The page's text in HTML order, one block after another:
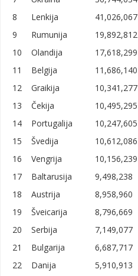
8
Lenkija 41,026,067
9
Rumunija 19,892,812
10
Olandija 17,618,299
11
Belgija 11,686,140
12
Graikija 10,341,277
13
Čekija 10,495,295
14
Portugalija 10,247,605
15
Švedija 10,612,086
16
Vengrija 10,156,239
17
Baltarusija 9,498,238
18
Austrija 8,958,960
19
Šveicarija 8,796,669
20
Serbija 7,149,077
21
Bulgarija 6,687,717
22
Danija 5,910,913